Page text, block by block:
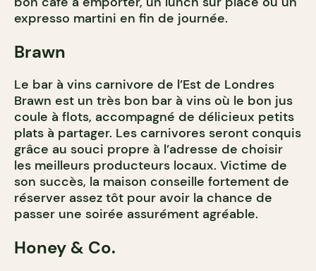
expresso martini en fin de journée.
Brawn
Le bar à vins carnivore de l’Est de Londres
Brawn est un très bon bar à vins où le bon jus
coule à flots, accompagné de délicieux petits
plats à partager. Les carnivores seront conquis
grâce au souci propre à l’adresse de choisir
les meilleurs producteurs locaux. Victime de
son succès, la maison conseille fortement de
réserver assez tôt pour avoir la chance de
passer une soirée assurément agréable.
Honey & Co.